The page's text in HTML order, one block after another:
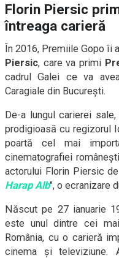
Florin Piersic
întreaga carieră
În 2016, Premiile Gopo îi
Piersic, care va primi
cadrul Galei ce va
Caragiale din București.
De-a lungul carierei
prodigioasă cu regizorul
poartă cel mai
cinematografiei
actorului Florin Piersic
Harap Alb", o ecranizare
Născut pe 27 ianuarie
este unul dintre cei
România, cu o carieră
cinema și televiziune.